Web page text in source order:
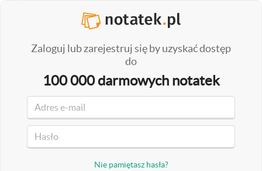
Zaloguj lub zarejestruj się by uzyskać dostęp
do
100 000 darmowych notatek
Nie pamiętasz hasła?